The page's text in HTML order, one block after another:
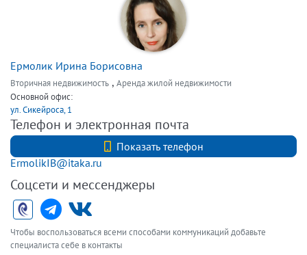
Ермолик Ирина Борисовна
Вторичная недвижимость , Аренда жилой недвижимости
Основной офис:
ул. Сикейроса, 1
Телефон и электронная почта
Показать телефон
ErmolikIB@itaka.ru
Соцсети и мессенджеры
Чтобы воспользоваться всеми способами коммуникаций добавьте
специалиста себе в контакты